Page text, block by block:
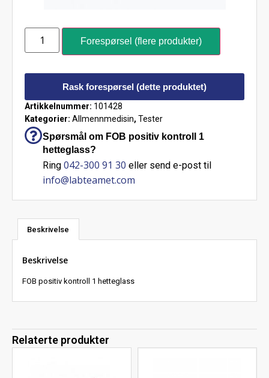
Forespørsel (flere produkter)
Rask forespørsel (dette produktet)
Artikkelnummer: 101428
Kategorier: Allmennmedisin, Tester
Spørsmål om FOB positiv kontroll 1
hetteglass?
Ring 042-300 91 30 eller send e-post til
info@labteamet.com
Beskrivelse
Beskrivelse
FOB positiv kontroll 1 hetteglass
Relaterte produkter